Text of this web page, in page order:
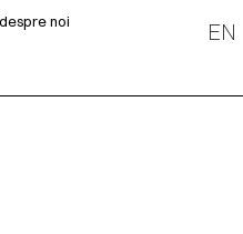
noi EN